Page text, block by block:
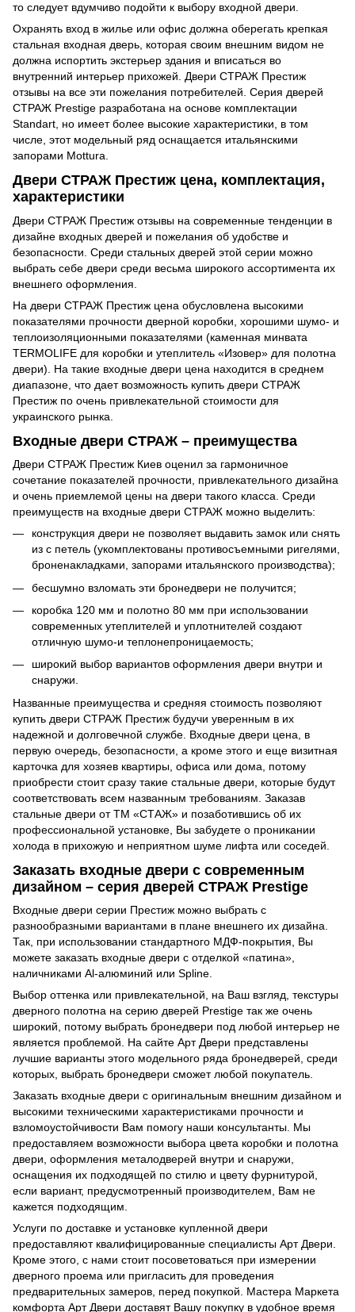
то следует вдумчиво подойти к выбору входной двери.
Охранять вход в жилье или офис должна оберегать крепкая
стальная входная дверь, которая своим внешним видом не
должна испортить экстерьер здания и вписаться во
внутренний интерьер прихожей. Двери СТРАЖ Престиж
отзывы на все эти пожелания потребителей. Серия дверей
СТРАЖ Prestige разработана на основе комплектации
Standart, но имеет более высокие характеристики, в том
числе, этот модельный ряд оснащается итальянскими
запорами Mottura.
Двери СТРАЖ Престиж цена, комплектация,
характеристики
Двери СТРАЖ Престиж отзывы на современные тенденции в
дизайне входных дверей и пожелания об удобстве и
безопасности. Среди стальных дверей этой серии можно
выбрать себе двери среди весьма широкого ассортимента их
внешнего оформления.
На двери СТРАЖ Престиж цена обусловлена высокими
показателями прочности дверной коробки, хорошими шумо- и
теплоизоляционными показателями (каменная минвата
TERMOLIFE для коробки и утеплитель «Изовер» для полотна
двери). На такие входные двери цена находится в среднем
диапазоне, что дает возможность купить двери СТРАЖ
Престиж по очень привлекательной стоимости для
украинского рынка.
Входные двери СТРАЖ – преимущества
Двери СТРАЖ Престиж Киев оценил за гармоничное
сочетание показателей прочности, привлекательного дизайна
и очень приемлемой цены на двери такого класса. Среди
преимуществ на входные двери СТРАЖ можно выделить:
конструкция двери не позволяет выдавить замок или снять
из с петель (укомплектованы противосъемными ригелями,
броненакладками, запорами итальянского производства);
бесшумно взломать эти бронедвери не получится;
коробка 120 мм и полотно 80 мм при использовании
современных утеплителей и уплотнителей создают
отличную шумо-и теплонепроницаемость;
широкий выбор вариантов оформления двери внутри и
снаружи.
Названные преимущества и средняя стоимость позволяют
купить двери СТРАЖ Престиж будучи уверенным в их
надежной и долговечной службе. Входные двери цена, в
первую очередь, безопасности, а кроме этого и еще визитная
карточка для хозяев квартиры, офиса или дома, потому
приобрести стоит сразу такие стальные двери, которые будут
соответствовать всем названным требованиям. Заказав
стальные двери от ТМ «СТАЖ» и позаботившись об их
профессиональной установке, Вы забудете о проникании
холода в прихожую и неприятном шуме лифта или соседей.
Заказать входные двери с современным
дизайном – серия дверей СТРАЖ Prestige
Входные двери серии Престиж можно выбрать с
разнообразными вариантами в плане внешнего их дизайна.
Так, при использовании стандартного МДФ-покрытия, Вы
можете заказать входные двери с отделкой «патина»,
наличниками Al-алюминий или Spline.
Выбор оттенка или привлекательной, на Ваш взгляд, текстуры
дверного полотна на серию дверей Prestige так же очень
широкий, потому выбрать бронедвери под любой интерьер не
является проблемой. На сайте Арт Двери представлены
лучшие варианты этого модельного ряда бронедверей, среди
которых, выбрать бронедвери сможет любой покупатель.
Заказать входные двери с оригинальным внешним дизайном и
высокими техническими характеристиками прочности и
взломоустойчивости Вам помогу наши консультанты. Мы
предоставляем возможности выбора цвета коробки и полотна
двери, оформления металодверей внутри и снаружи,
оснащения их подходящей по стилю и цвету фурнитурой,
если вариант, предусмотренный производителем, Вам не
кажется подходящим.
Услуги по доставке и установке купленной двери
предоставляют квалифицированные специалисты Арт Двери.
Кроме этого, с нами стоит посоветоваться при измерении
дверного проема или пригласить для проведения
предварительных замеров, перед покупкой. Мастера Маркета
комфорта Арт Двери доставят Вашу покупку в удобное время